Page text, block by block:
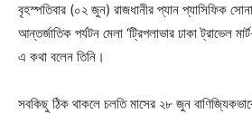
বৃহস্পতিবার (০২ জুন) রাজধানীর প্যান প্যাসিফিক
আন্তর্জাতিক পর্যটন মেলা ‘ট্রিপলাভার ঢাকা ট্রাভেল
এ কথা বলেন তিনি।
সবকিছু ঠিক থাকলে চলতি মাসের ২৮ জুন